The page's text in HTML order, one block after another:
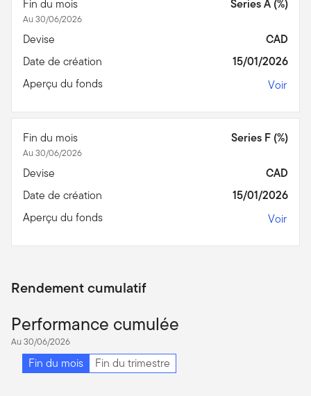
Fin du mois
Au 30/06/2026
Series A (%)
Devise
CAD
Date de création
15/01/2026
Aperçu du fonds
Voir
Fin du mois
Au 30/06/2026
Series F (%)
Devise
CAD
Date de création
15/01/2026
Aperçu du fonds
Voir
Rendement cumulatif
Performance cumulée
Au 30/06/2026
Fin du mois Fin du trimestre